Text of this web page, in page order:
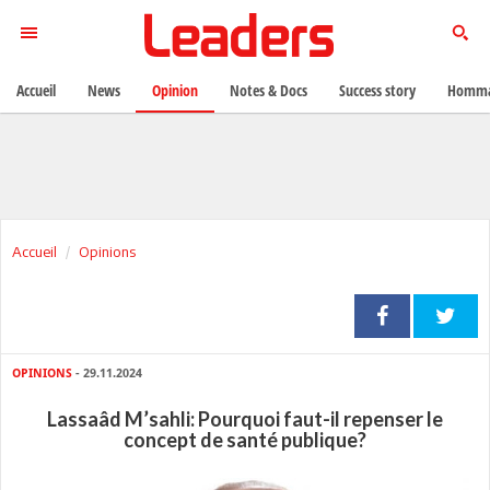
Accueil Opinions
OPINIONS - 29.11.2024
Lassaâd M’sahli: Pourquoi faut-il repenser le
concept de santé publique?
Accueil News Opinion Notes & Docs Success story